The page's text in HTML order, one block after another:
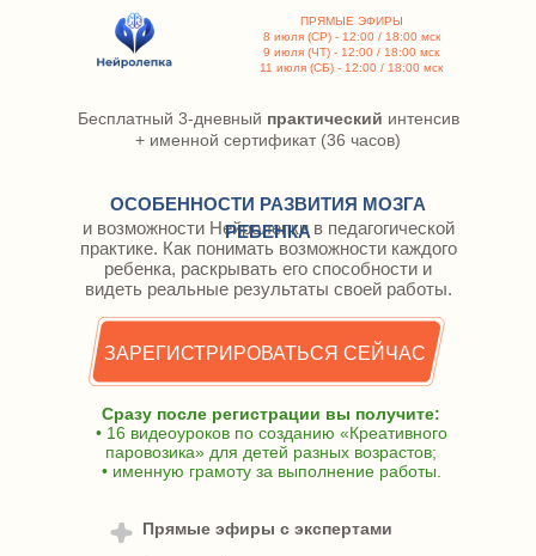
ПРЯМЫЕ ЭФИРЫ
8 июля (СР) - 12:00 / 18:00 мск
9 июля (ЧТ) - 12:00 / 18:00 мск
11 июля (СБ) - 12:00 / 18:00 мск
Бесплатный 3-дневный практический интенсив
+ именной сертификат (36 часов)
и возможности Нейролепки в педагогической
практике. Как понимать возможности каждого
ребенка, раскрывать его способности и
видеть реальные результаты своей работы.
Прямые эфиры с экспертами
ОСОБЕННОСТИ РАЗВИТИЯ МОЗГА
РЕБЕНКА
ЗАРЕГИСТРИРОВАТЬСЯ СЕЙЧАС
Сразу после регистрации вы получите:
• 16 видеоуроков по созданию «Креативного
паровозика» для детей разных возрастов;
• именную грамоту за выполнение работы.